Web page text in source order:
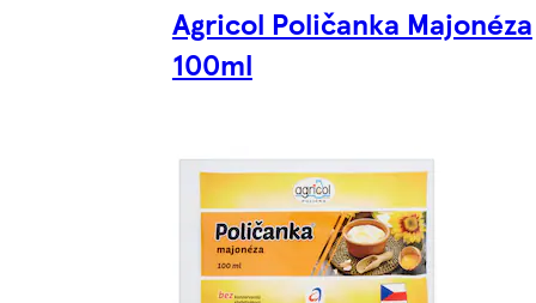
Agricol Poličanka Majonéza
100ml